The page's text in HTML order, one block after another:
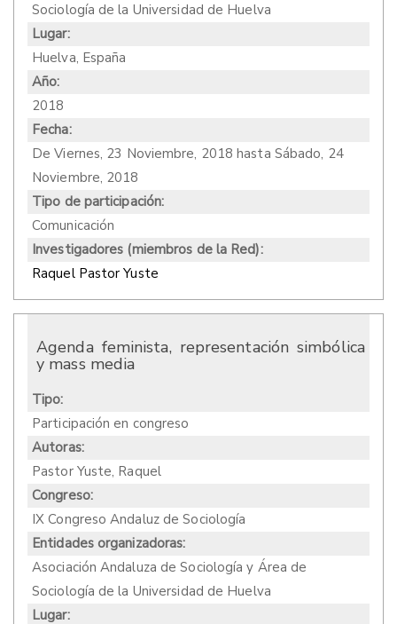
Sociología de la Universidad de Huelva
Lugar:
Huelva, España
Año:
2018
Fecha:
DeViernes, 23 Noviembre, 2018 hasta Sábado, 24
Noviembre, 2018
Tipo de participación:
Comunicación
Investigadores (miembros de la Red):
Raquel Pastor Yuste
Agenda feminista, representación simbólica
y mass media
Tipo:
Participación en congreso
Autoras:
Pastor Yuste, Raquel
Congreso:
IX Congreso Andaluz de Sociología
Entidades organizadoras:
Asociación Andaluza de Sociología y Área de
Sociología de la Universidad de Huelva
Lugar: